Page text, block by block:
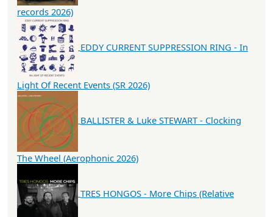
records 2026)
EDDY CURRENT SUPPRESSION RING - In
Light Of Recent Events (SR 2026)
BALLISTER & Luke STEWART - Clocking
The Wheel (Aerophonic 2026)
TRES HONGOS - More Chips (Relative